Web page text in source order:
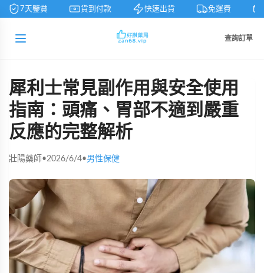
7天鑒賞 貨到付款 快速出貨 免運費
查詢訂單
犀利士常見副作用與安全使用
指南：頭痛、胃部不適到嚴重
反應的完整解析
壯陽藥師•2026/6/4•男性保健